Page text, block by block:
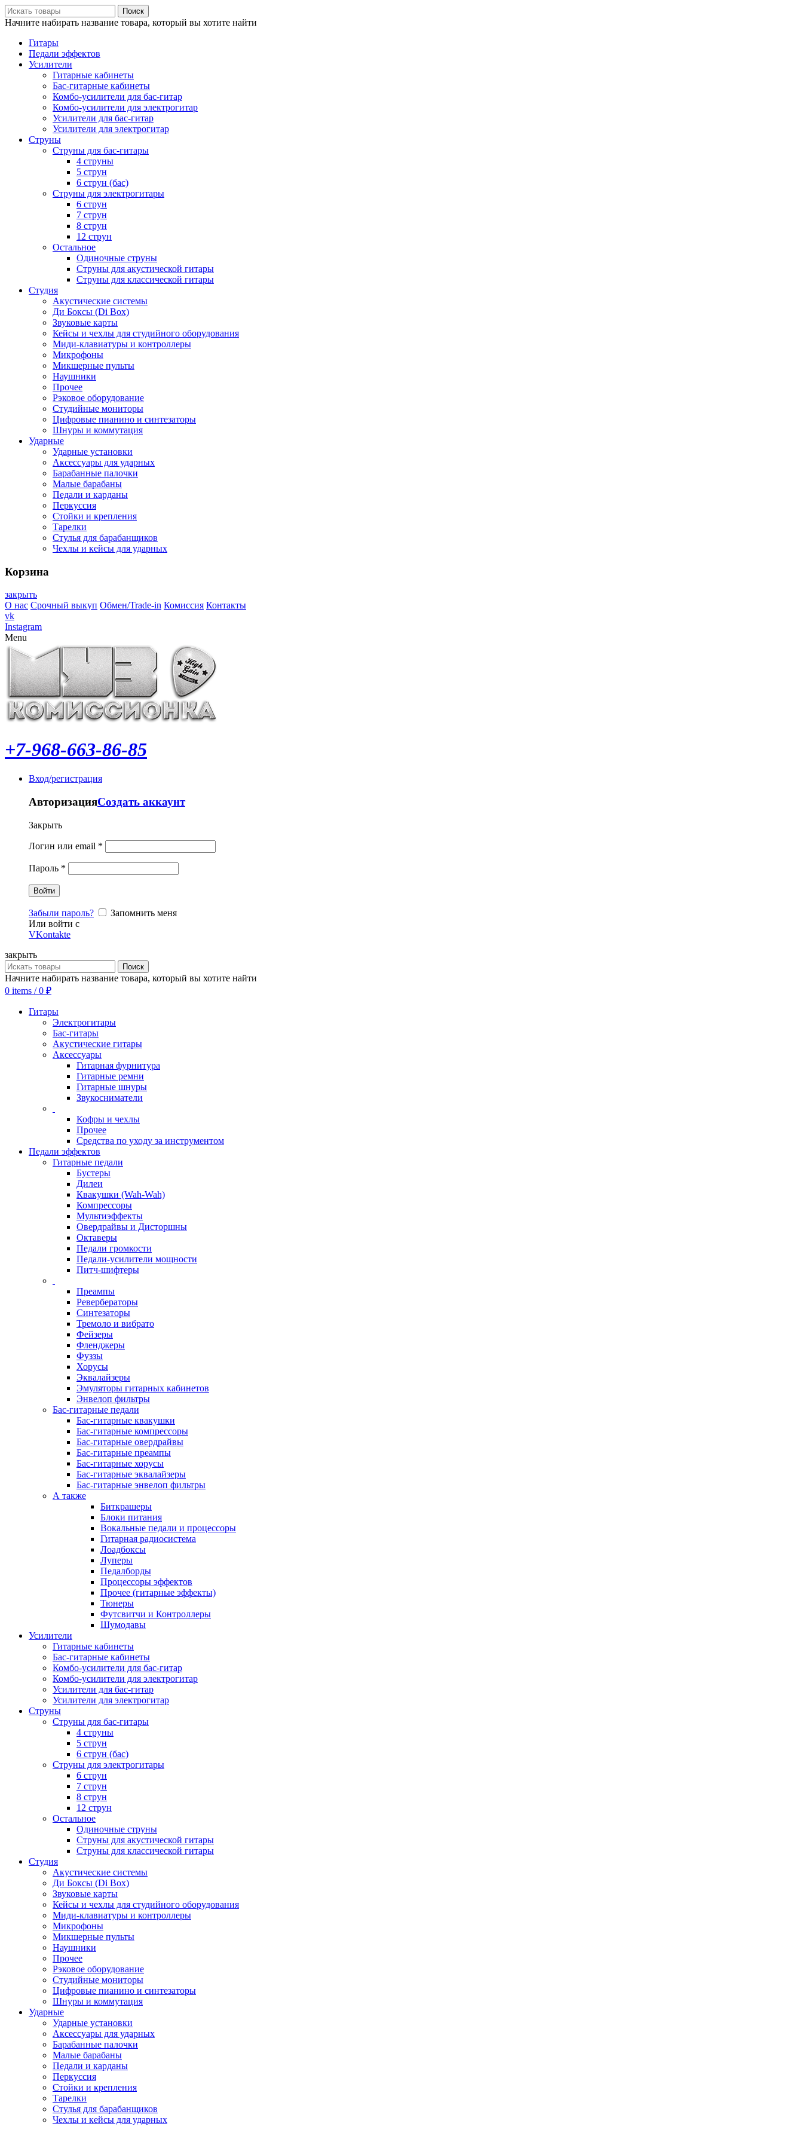
Поиск
Начните набирать название товара, который вы хотите найти
Гитары
Педали эффектов
Усилители
Гитарные кабинеты
Бас-гитарные кабинеты
Комбо-усилители для бас-гитар
Комбо-усилители для электрогитар
Усилители для бас-гитар
Усилители для электрогитар
Струны
Струны для бас-гитары
4 струны
5 струн
6 струн (бас)
Струны для электрогитары
6 струн
7 струн
8 струн
12 струн
Остальное
Одиночные струны
Струны для акустической гитары
Струны для классической гитары
Студия
Акустические системы
Ди Боксы (Di Box)
Звуковые карты
Кейсы и чехлы для студийного оборудования
Миди-клавиатуры и контроллеры
Микрофоны
Микшерные пульты
Наушники
Прочее
Рэковое оборудование
Студийные мониторы
Цифровые пианино и синтезаторы
Шнуры и коммутация
Ударные
Ударные установки
Аксессуары для ударных
Барабанные палочки
Малые барабаны
Педали и карданы
Перкуссия
Стойки и крепления
Тарелки
Стулья для барабанщиков
Чехлы и кейсы для ударных
Корзина
закрыть
О нас Срочный выкуп Обмен/Trade-in Комиссия Контакты
vk
Instagram
Menu
+7-968-663-86-85
Вход/регистрация
АвторизацияСоздать аккаунт
Закрыть
Логин или email *
Пароль *
Забыли пароль?
Запомнить меня
Или войти с
VKontakte
закрыть
Поиск
Начните набирать название товара, который вы хотите найти
0 items / 0 ₽
Гитары
Электрогитары
Бас-гитары
Акустические гитары
Аксессуары
Гитарная фурнитура
Гитарные ремни
Гитарные шнуры
Звукосниматели
Кофры и чехлы
Прочее
Средства по уходу за инструментом
Педали эффектов
Гитарные педали
Бустеры
Дилеи
Квакушки (Wah-Wah)
Компрессоры
Мультиэффекты
Овердрайвы и Дисторшны
Октаверы
Педали громкости
Педали-усилители мощности
Питч-шифтеры
Преампы
Ревербераторы
Синтезаторы
Тремоло и вибрато
Фейзеры
Фленджеры
Фуззы
Хорусы
Эквалайзеры
Эмуляторы гитарных кабинетов
Энвелоп фильтры
Бас-гитарные педали
Бас-гитарные квакушки
Бас-гитарные компрессоры
Бас-гитарные овердрайвы
Бас-гитарные преампы
Бас-гитарные хорусы
Бас-гитарные эквалайзеры
Бас-гитарные энвелоп фильтры
А также
Биткрашеры
Блоки питания
Вокальные педали и процессоры
Гитарная радиосистема
Лоадбоксы
Луперы
Педалборды
Процессоры эффектов
Прочее (гитарные эффекты)
Тюнеры
Футсвитчи и Контроллеры
Шумодавы
Усилители
Гитарные кабинеты
Бас-гитарные кабинеты
Комбо-усилители для бас-гитар
Комбо-усилители для электрогитар
Усилители для бас-гитар
Усилители для электрогитар
Струны
Струны для бас-гитары
4 струны
5 струн
6 струн (бас)
Струны для электрогитары
6 струн
7 струн
8 струн
12 струн
Остальное
Одиночные струны
Струны для акустической гитары
Струны для классической гитары
Студия
Акустические системы
Ди Боксы (Di Box)
Звуковые карты
Кейсы и чехлы для студийного оборудования
Миди-клавиатуры и контроллеры
Микрофоны
Микшерные пульты
Наушники
Прочее
Рэковое оборудование
Студийные мониторы
Цифровые пианино и синтезаторы
Шнуры и коммутация
Ударные
Ударные установки
Аксессуары для ударных
Барабанные палочки
Малые барабаны
Педали и карданы
Перкуссия
Стойки и крепления
Тарелки
Стулья для барабанщиков
Чехлы и кейсы для ударных